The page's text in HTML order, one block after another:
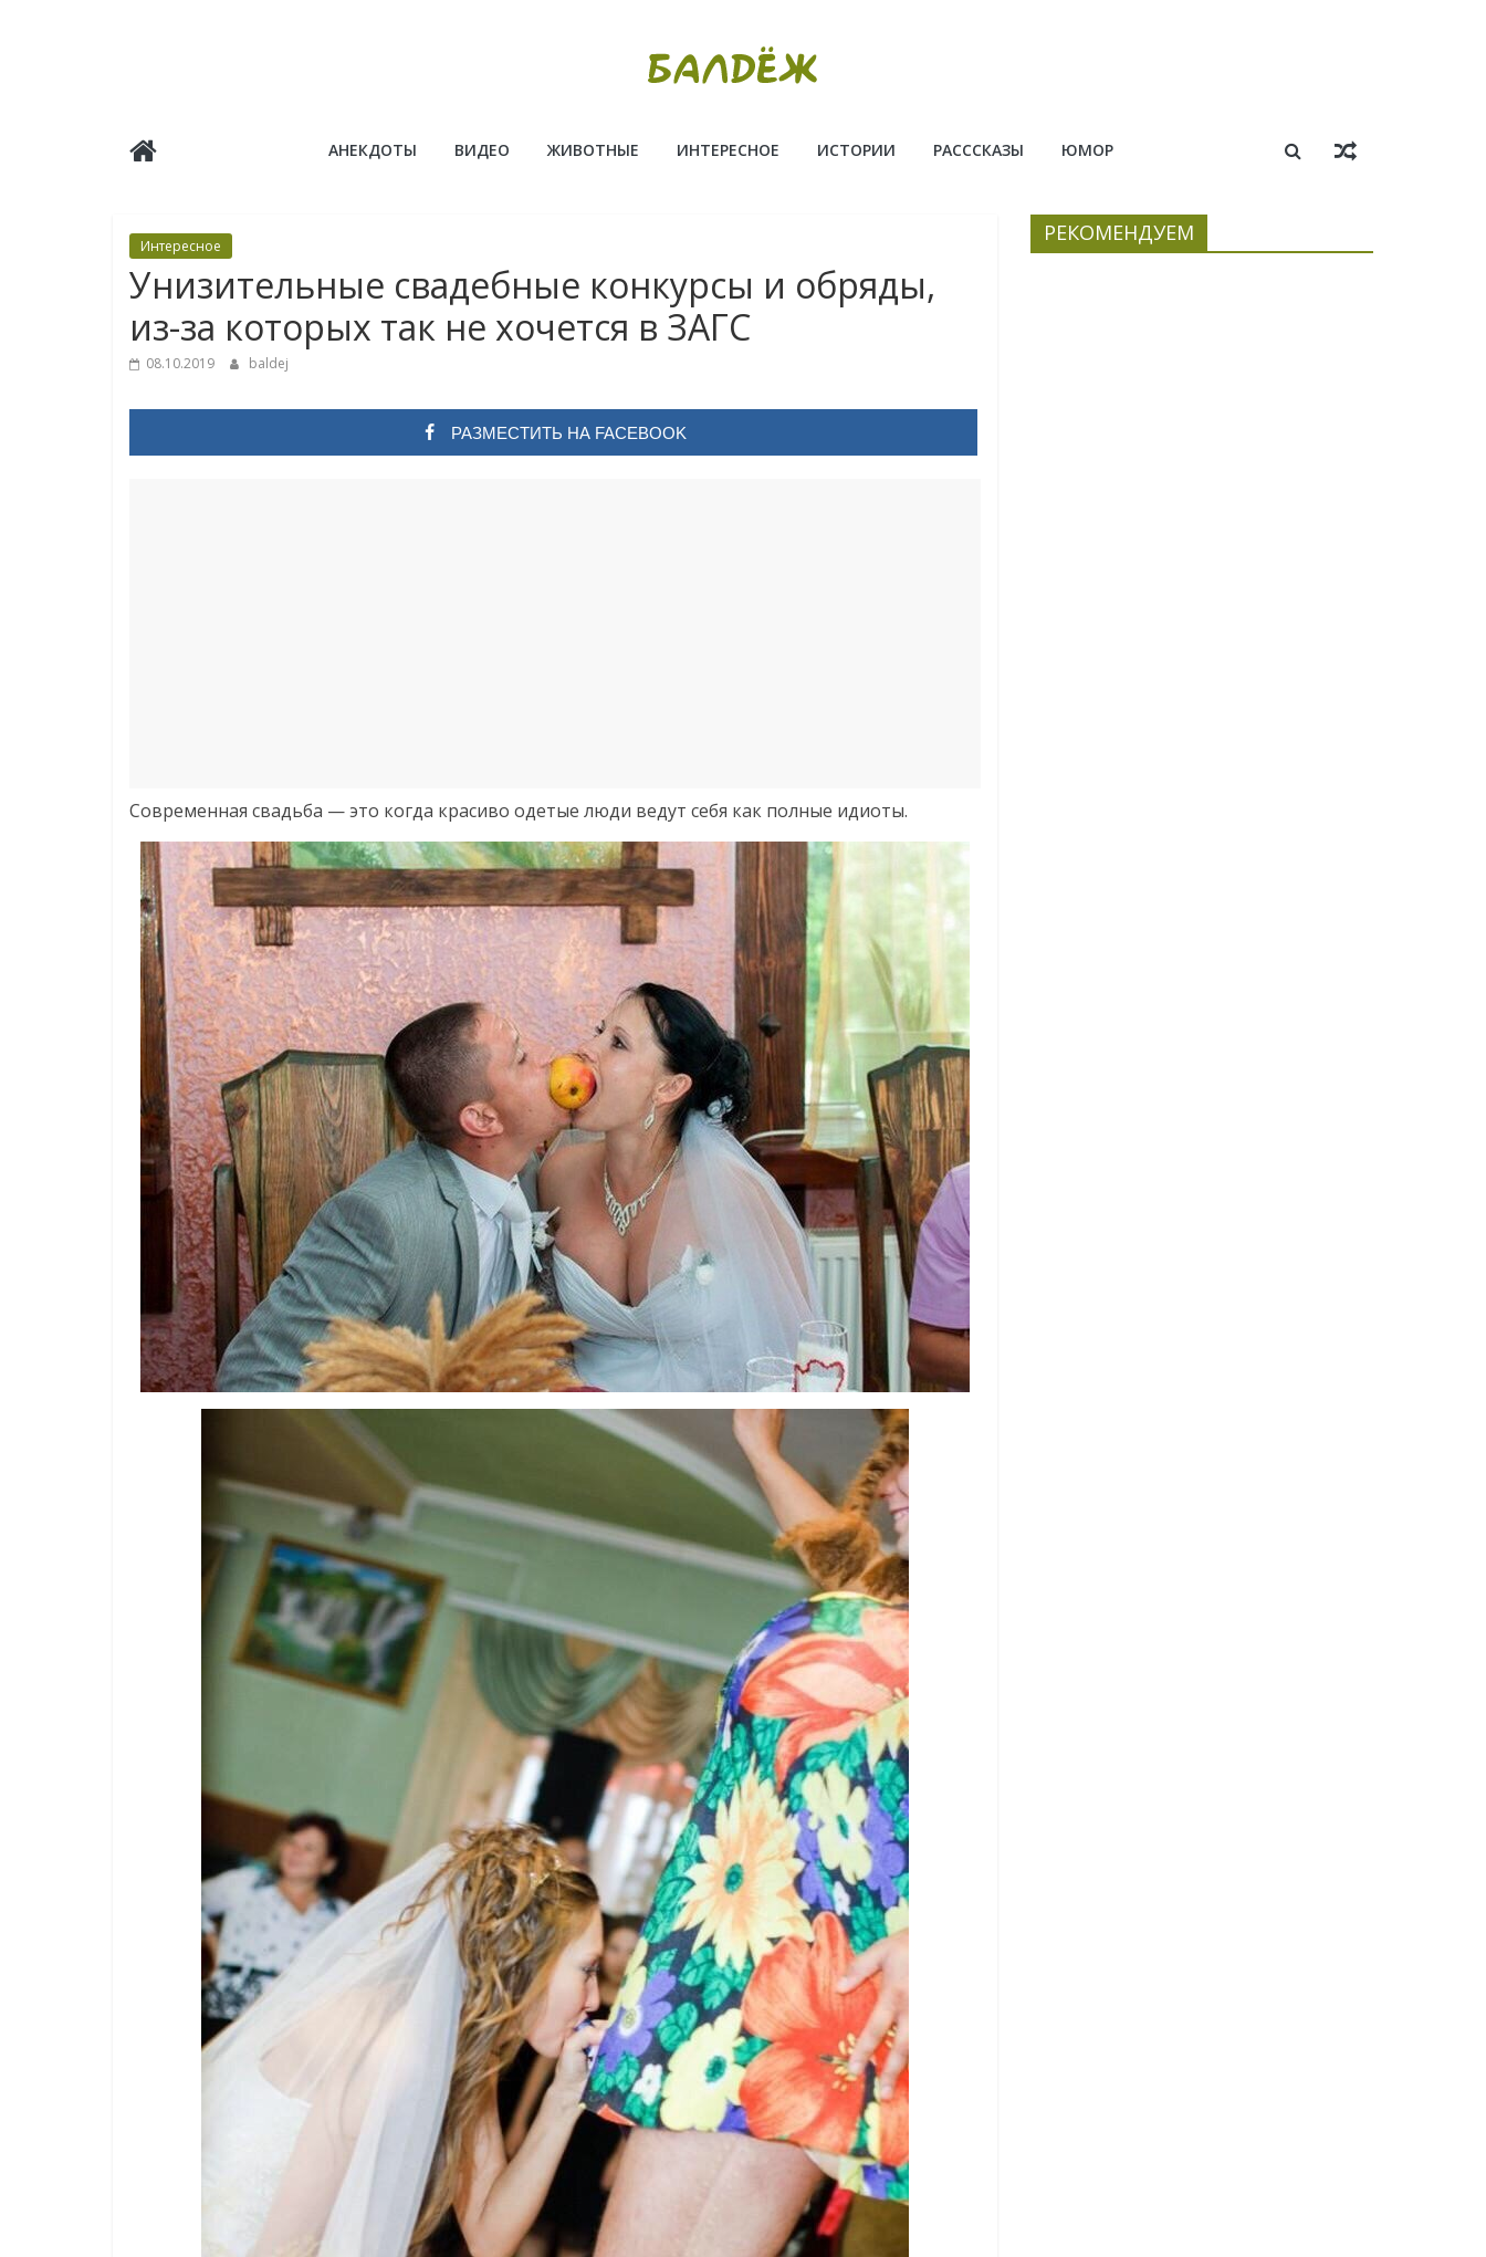
Балдёж АНЕКДОТЫ ВИДЕО ЖИВОТНЫЕ ИНТЕРЕСНОЕ ИСТОРИИ РАСССКАЗЫ ЮМОР
Интересное
Унизительные свадебные конкурсы и обряды,
из-за которых так не хочется в ЗАГС
08.10.2019 baldej
РАЗМЕСТИТЬ НА FACEBOOK
Современная свадьба — это когда красиво одетые люди ведут себя как полные идиоты.
РЕКОМЕНДУЕМ